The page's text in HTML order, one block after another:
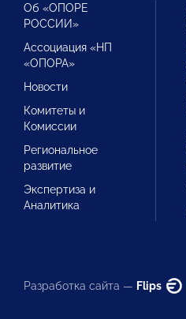
Об «ОПОРЕ
РОССИИ»
Ассоциация «НП
«ОПОРА»
Новости
Комитеты и
Комиссии
Региональное
развитие
Экспертиза и
Аналитика
Разработка сайта — Flips